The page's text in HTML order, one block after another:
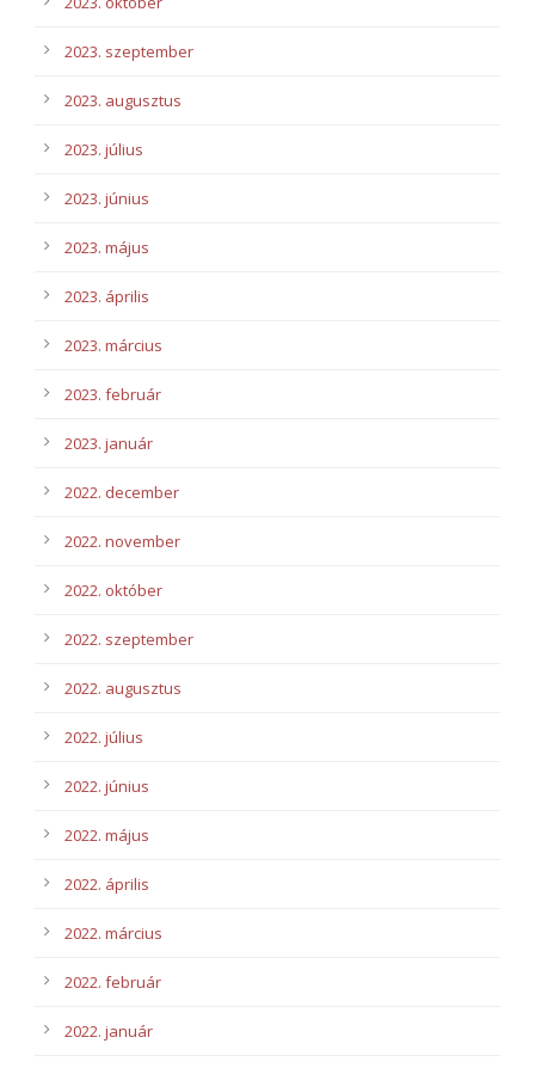
2023. szeptember
2023. augusztus
2023. július
2023. június
2023. május
2023. április
2023. március
2023. február
2023. január
2022. december
2022. november
2022. október
2022. szeptember
2022. augusztus
2022. július
2022. június
2022. május
2022. április
2022. március
2022. február
2022. január